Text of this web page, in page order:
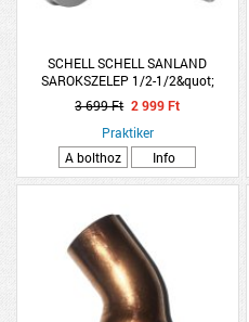
SCHELL SCHELL SANLAND
SAROKSZELEP 1/2-1/2&quot;
3 699 Ft 2 999 Ft
Praktiker
A bolthoz
Info